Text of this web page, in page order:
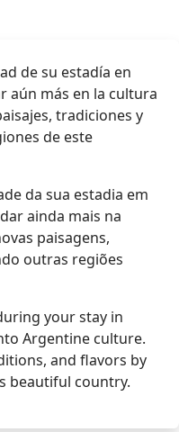
de su estadía en
aún más en la cultura
tradiciones y
de este
da sua estadia em
ainda mais na
paisagens,
outras regiões
your stay in
Argentine culture.
and flavors by
beautiful country.